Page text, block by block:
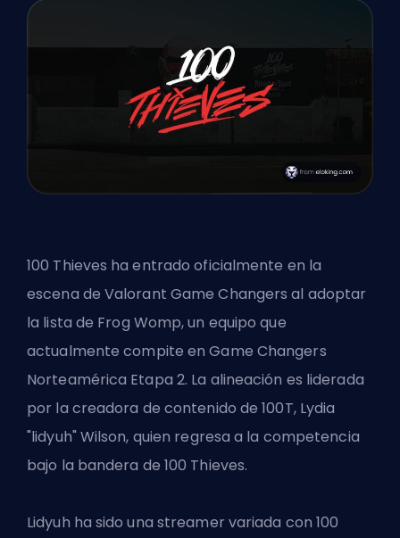
100 Thieves ha entrado oficialmente en la
escena de Valorant Game Changers al adoptar
la lista de Frog Womp, un equipo que
actualmente compite en Game Changers
Norteamérica Etapa 2. La alineación es liderada
por la creadora de contenido de 100T, Lydia
"lidyuh" Wilson, quien regresa a la competencia
bajo la bandera de 100 Thieves.
Lidyuh ha sido una streamer variada con 100